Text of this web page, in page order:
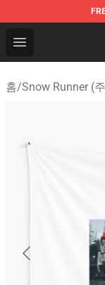
Open menu
Snow
홈/Snow Runner (